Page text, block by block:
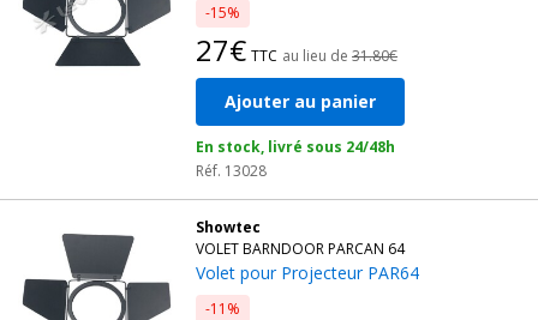
-15%
27€ TTC au lieu de 31.80€
Ajouter au panier
En stock, livré sous 24/48h
Réf. 13028
Showtec
VOLET BARNDOOR PARCAN 64
Volet pour Projecteur PAR64
-11%